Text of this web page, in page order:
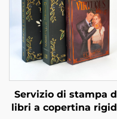
Servizio di stampa
libri a copertina